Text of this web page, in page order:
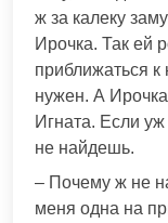
ж за калеку
Ирочка. Так ей
приближаться
нужен. А
Игната. Если
не найдешь.
– Почему ж не
меня одна на